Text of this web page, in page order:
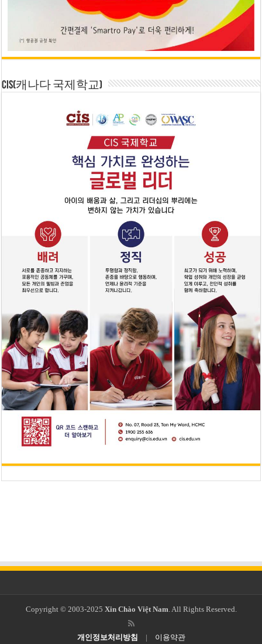
CIS(캐나다 국제학교)
Copyright © 2003-2025 Xin Chào Việt Nam . All Rights Reserved.
개인정보처리방침 | 이용약관